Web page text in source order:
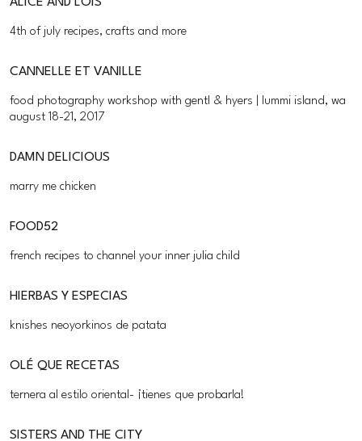
4th of july recipes, crafts and more
CANNELLE ET VANILLE
food photography workshop with gentl & hyers | lummi island, wa
august 18-21, 2017
DAMN DELICIOUS
marry me chicken
FOOD52
french recipes to channel your inner julia child
HIERBAS Y ESPECIAS
knishes neoyorkinos de patata
OLÉ QUE RECETAS
ternera al estilo oriental- ¡tienes que probarla!
SISTERS AND THE CITY